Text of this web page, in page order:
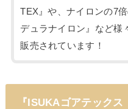
TEX』や、ナイロンの7
デュラナイロン』など様
販売されています！
『ISUKAゴアテック